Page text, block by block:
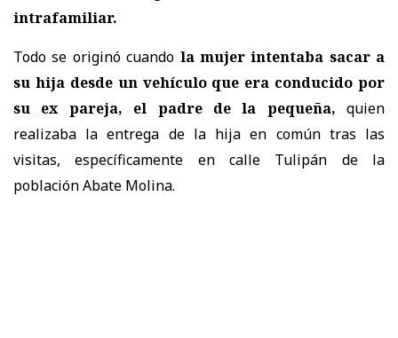
intrafamiliar.
Todo se originó cuando la mujer intentaba sacar a
su hija desde un vehículo que era conducido por
su ex pareja, el padre de la pequeña, quien
realizaba la entrega de la hija en común tras las
visitas, específicamente en calle Tulipán de la
población Abate Molina.